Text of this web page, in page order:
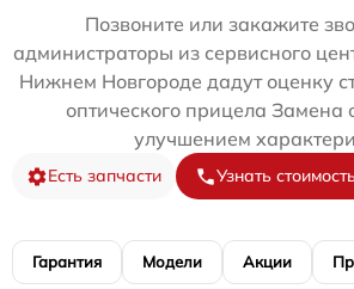
Позвоните или закажите
администраторы из сервисного
Нижнем Новгороде дадут оценку
оптического прицела Замена
улучшением
Есть запчасти Узнать
Гарантия Модели Акции